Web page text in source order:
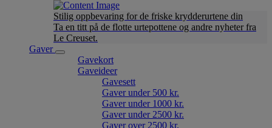
Stilig oppbevaring for de friske krydderurtene din
Ta en titt på de flotte urtepottene og andre nyheter fra
Le Creuset.
Gaver
Gavekort
Gaveideer
Gavesett
Gaver under 500 kr.
Gaver under 1000 kr.
Gaver under 2500 kr.
Gaver over 2500 kr.